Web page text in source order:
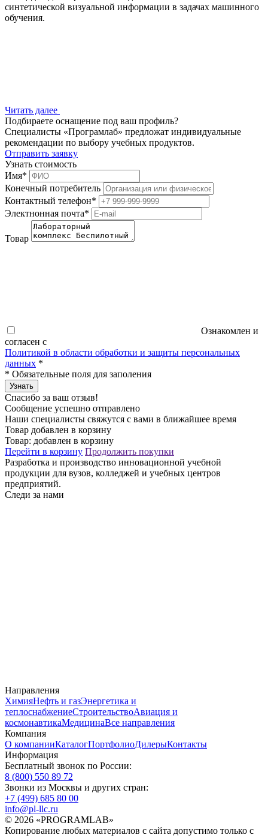
синтетической визуальной информации в задачах машинного
обучения.
Читать далее
Подбираете оснащение под ваш профиль?
Специалисты «Програмлаб» предложат индивидуальные
рекомендации по выбору учебных продуктов.
Отправить заявку
Узнать стоимость
Имя*
Конечный потребитель
Контактный телефон*
Электнонная почта*
Товар
Ознакомлен и
согласен с
Политикой в области обработки и защиты персональных
данных *
* Обязательные поля для заполения
Узнать
Спасибо за ваш отзыв!
Сообщение успешно отправлено
Наши специалисты свяжутся с вами в ближайшее время
Товар добавлен в корзину
Товар: добавлен в корзину
Перейти в корзину Продолжить покупки
Разработка и производство инновационной учебной
продукции для вузов, колледжей и учебных центров
предприятий.
Следи за нами
Направления
ХимияНефть и газЭнергетика и
теплоснабжениеСтроительствоАвиация и
космонавтикаМедицинаВсе направления
Компания
О компанииКаталогПортфолиоДилерыКонтакты
Информация
Бесплатный звонок по России:
8 (800) 550 89 72
Звонки из Москвы и других стран:
+7 (499) 685 80 00
info@pl-llc.ru
© 2026 «PROGRAMLAB»
Копирование любых материалов с сайта допустимо только с